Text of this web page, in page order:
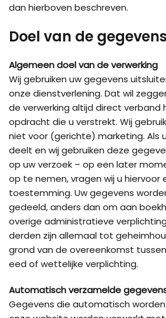
dan hierboven beschreven.
Doel van de
Algemeen doel van de verwerking
Wij gebruiken uw gegevens
onze dienstverlening. Dat wil
de verwerking altijd direct verband
opdracht die u verstrekt. Wij
niet voor (gerichte) marketing. Als
deelt en wij gebruiken deze
op uw verzoek – op een later
op te nemen, vragen wij u hiervoor
toestemming. Uw gegevens
gedeeld, anders dan om aan
overige administratieve
derden zijn allemaal tot
grond van de overeenkomst
eed of wettelijke verplichting.
Automatisch verzamelde
Gegevens die automatisch